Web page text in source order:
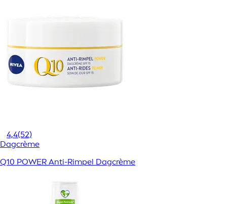
4,4(52)
Dagcrème
Q10 POWER Anti-Rimpel Dagcrème